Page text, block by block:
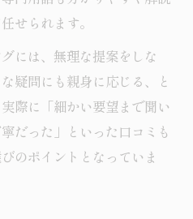
せられます。
には、無理な提案をしな
疑問にも親身に応じる、と
際に「細かい要望まで聞い
だった」といった口コミも
のポイントとなっていま